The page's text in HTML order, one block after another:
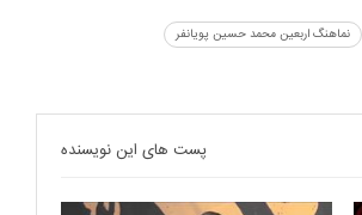
نماهنگ اربعین محمد حسین پویانفر
پست های این نویسنده